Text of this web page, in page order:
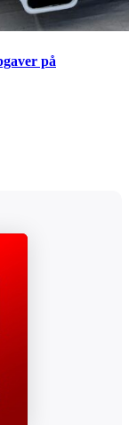
på